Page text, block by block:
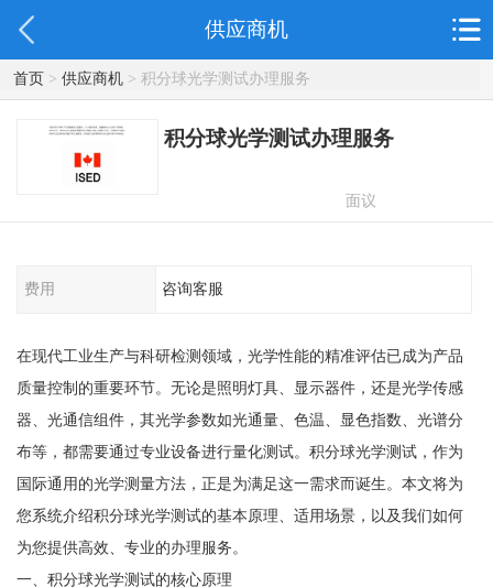
供应商机
首页> 供应商机> 积分球光学测试办理服务
积分球光学测试办理服务
面议
费用 咨询客服
在现代工业生产与科研检测领域，光学性能的精准评估已成为产品
质量控制的重要环节。无论是照明灯具、显示器件，还是光学传感
器、光通信组件，其光学参数如光通量、色温、显色指数、光谱分
布等，都需要通过专业设备进行量化测试。积分球光学测试，作为
国际通用的光学测量方法，正是为满足这一需求而诞生。本文将为
您系统介绍积分球光学测试的基本原理、适用场景，以及我们如何
为您提供高效、专业的办理服务。
一、积分球光学测试的核心原理